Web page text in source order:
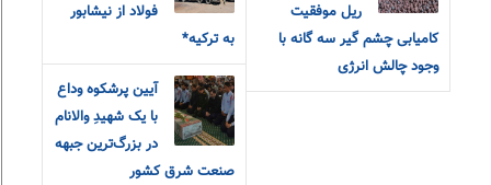
ریل موفقیت
کامیابی چشم گیر سه گانه با
وجود چالش انرژی
فولاد از نیشابور
به ترکیه*
آیین پرشکوه وداع
با یک شهیدِ والانام
در بزرگ‌ترین جبهه
صنعت شرق کشور